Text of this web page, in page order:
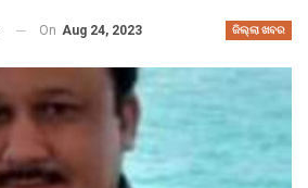
ଜିଲ୍ଲା ଖବର
On Aug 24, 2023